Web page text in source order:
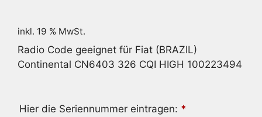
inkl. 19 % MwSt.
Radio Code geeignet für Fiat (BRAZIL)
Continental CN6403 326 CQI HIGH 100223494
Hier die Seriennummer eintragen: *